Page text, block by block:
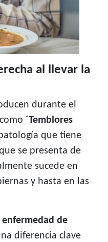
al llevar la
durante el
´Temblores
que tiene
se presenta de
sucede en
y hasta en las
enfermedad de
diferencia clave